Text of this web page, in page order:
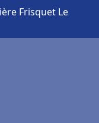
Frisquet Le